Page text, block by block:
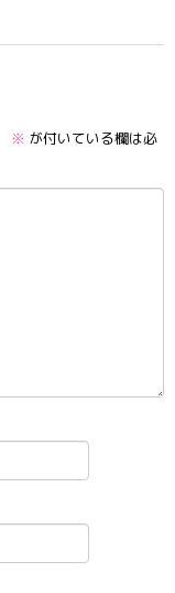
※ が付いている欄は必